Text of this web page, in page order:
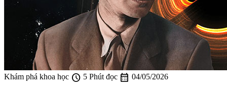
Khám phá khoa học schedule 5 Phút đọc calendar_month 04/05/2026